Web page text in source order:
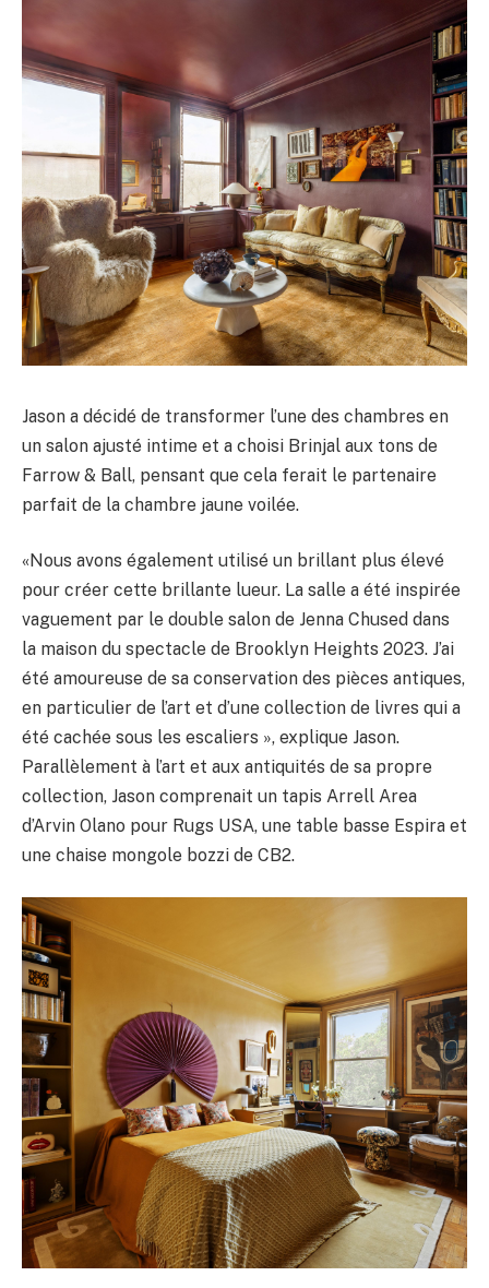
Jason a décidé de transformer l’une des chambres en
un salon ajusté intime et a choisi Brinjal aux tons de
Farrow & Ball, pensant que cela ferait le partenaire
parfait de la chambre jaune voilée.
«Nous avons également utilisé un brillant plus élevé
pour créer cette brillante lueur. La salle a été inspirée
vaguement par le double salon de Jenna Chused dans
la maison du spectacle de Brooklyn Heights 2023. J’ai
été amoureuse de sa conservation des pièces antiques,
en particulier de l’art et d’une collection de livres qui a
été cachée sous les escaliers », explique Jason.
Parallèlement à l’art et aux antiquités de sa propre
collection, Jason comprenait un tapis Arrell Area
d’Arvin Olano pour Rugs USA, une table basse Espira et
une chaise mongole bozzi de CB2.